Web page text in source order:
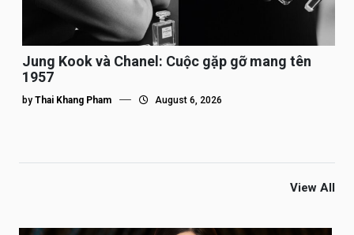
Jung Kook và Chanel: Cuộc gặp gỡ mang tên
1957
by Thai Khang Pham August 6, 2026
View All